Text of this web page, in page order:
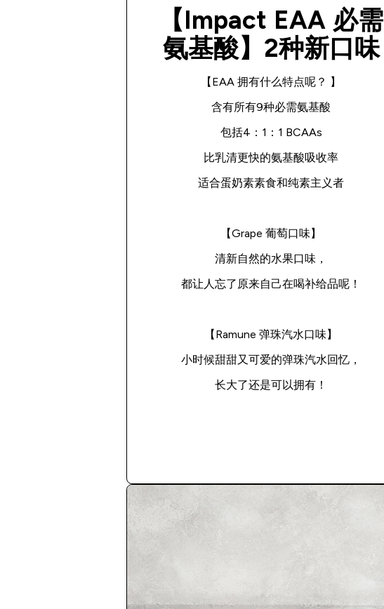
【Impact EAA 必需
氨基酸】2种新口味
【EAA 拥有什么特点呢？ 】
含有所有9种必需氨基酸
包括4：1：1 BCAAs
比乳清更快的氨基酸吸收率
适合蛋奶素素食和纯素主义者
【Grape 葡萄口味】
清新自然的水果口味，
都让人忘了原来自己在喝补给品呢！
【Ramune 弹珠汽水口味】
小时候甜甜又可爱的弹珠汽水回忆，
长大了还是可以拥有！